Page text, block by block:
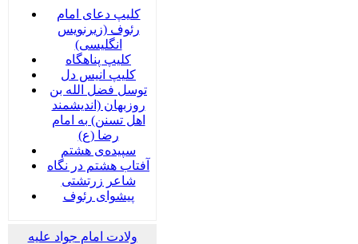
کلیپ دعای امام
رئوف (زیرنویس
انگلیسی)
کلیپ پناهگاه
کلیپ انیس دل
توسل فضل الله بن
روزبهان (اندیشمند
اهل تسنن) به امام
رضا (ع)
سپیده‌ی هشتم
آفتاب هشتم در نگاه
شاعر زرتشتی
پیشوای رئوف
ولادت امام جواد علیه